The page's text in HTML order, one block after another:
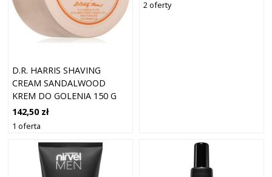
D.R. HARRIS SHAVING
CREAM SANDALWOOD
KREM DO GOLENIA 150 G
142,50 zł
1 oferta
2 oferty